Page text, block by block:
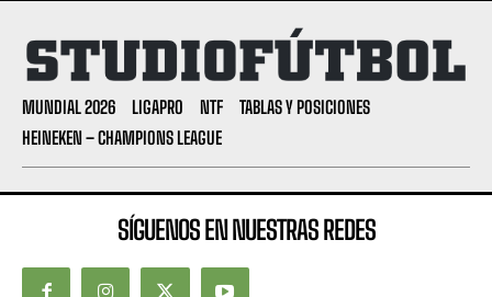
MUNDIAL 2026 LIGAPRO NTF
TABLAS Y POSICIONES
HEINEKEN – CHAMPIONS LEAGUE
SÍGUENOS EN NUESTRAS REDES